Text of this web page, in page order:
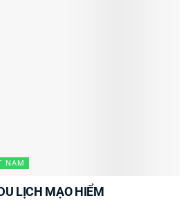
NAM
LỊCH MẠO HIỂM